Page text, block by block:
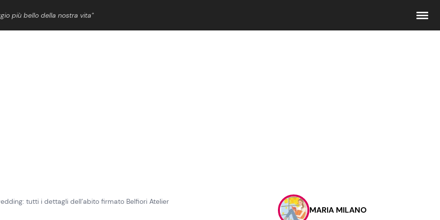
più bello della nostra vita”
Contattaci
Pubblicità
tutti i dettagli dell’abito firmato Belfiori Atelier
MARIA MILANO